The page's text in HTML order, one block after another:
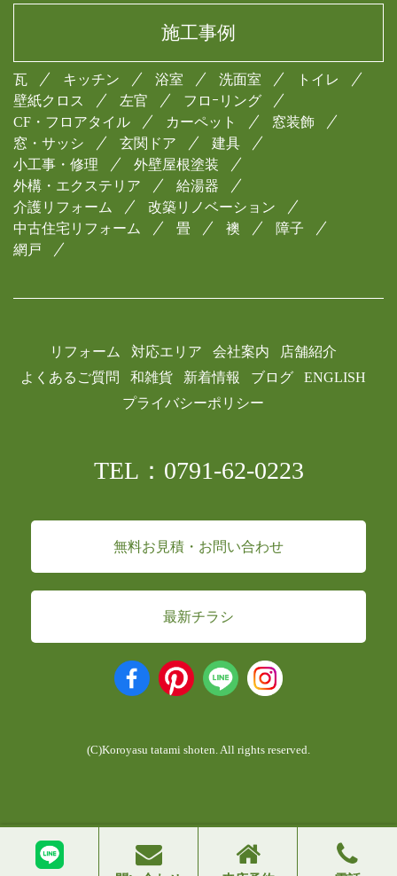
施工事例
瓦 キッチン 浴室 洗面室
トイレ
壁紙クロス
左官
フロｰリング
CF・フロアタイル
カーペット
窓装飾
窓・サッシ
玄関ドア
建具
小工事・修理
外壁屋根塗装
外構・エクステリア
給湯器
介護リフォーム
改築リノベーション
中古住宅リフォーム
畳 襖
障子
網戸
リフォーム 対応エリア 会社案内
店舗紹介
よくあるご質問
和雑貨 新着情報 ブログ
ENGLISH
プライバシーポリシー
TEL：0791-62-0223
無料お見積・お問い合わせ
最新チラシ
(C)Koroyasu tatami shoten. All rights reserved.